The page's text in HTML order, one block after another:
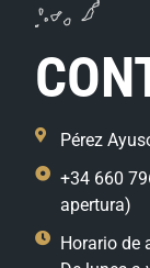
Pérez
+34 660
apertura)
Horario de